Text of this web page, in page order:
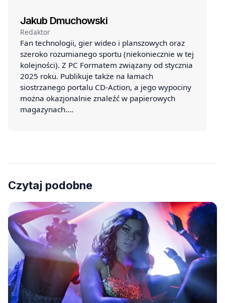
Jakub Dmuchowski
Redaktor
Fan technologii, gier wideo i planszowych oraz
szeroko rozumianego sportu (niekoniecznie w tej
kolejności). Z PC Formatem związany od stycznia
2025 roku. Publikuje także na łamach
siostrzanego portalu CD-Action, a jego wypociny
można okazjonalnie znaleźć w papierowych
magazynach.…
Czytaj podobne